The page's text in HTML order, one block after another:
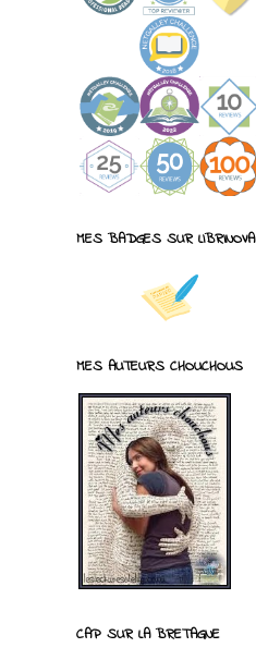
MES BADGES SUR LIBRINOVA
MES AUTEURS CHOUCHOUS
CAP SUR LA BRETAGNE